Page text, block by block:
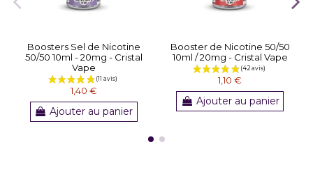
Boosters Sel de Nicotine
50/50 10ml - 20mg - Cristal
Vape
1,40 €
Ajouter au panier
Booster de Nicotine 50/50
10ml / 20mg - Cristal Vape
1,10 €
Ajouter au panier